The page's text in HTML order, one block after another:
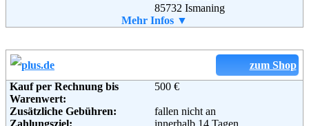
85732 Ismaning
0800 - 23 414 74
Soziale Kanäle:
Weiterführende
Informationen:
Mehr Infos ▼
zum Shop
Kauf per Rechnung bis
Warenwert:
500 €
Zusätzliche Gebühren:
fallen nicht an